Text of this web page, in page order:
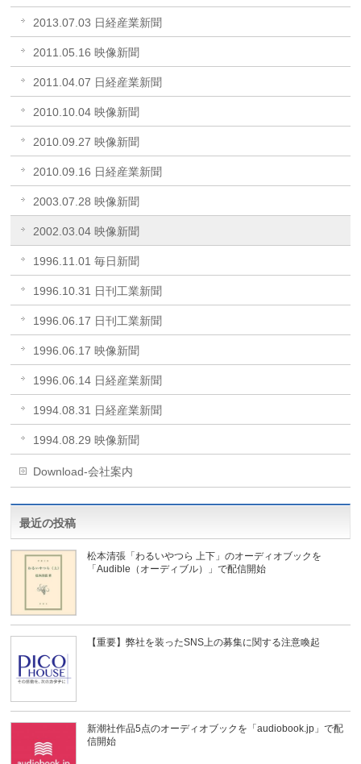
2013.07.03 日経産業新聞
2011.05.16 映像新聞
2011.04.07 日経産業新聞
2010.10.04 映像新聞
2010.09.27 映像新聞
2010.09.16 日経産業新聞
2003.07.28 映像新聞
2002.03.04 映像新聞
1996.11.01 毎日新聞
1996.10.31 日刊工業新聞
1996.06.17 日刊工業新聞
1996.06.17 映像新聞
1996.06.14 日経産業新聞
1994.08.31 日経産業新聞
1994.08.29 映像新聞
Download-会社案内
最近の投稿
松本清張「わるいやつら 上下」のオーディオブックを
「Audible（オーディブル）」で配信開始
【重要】弊社を装ったSNS上の募集に関する注意喚起
新潮社作品5点のオーディオブックを「audiobook.jp」で配
信開始